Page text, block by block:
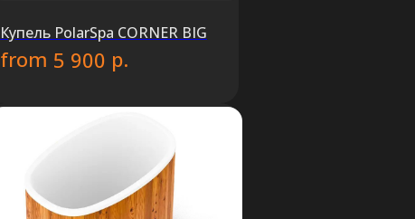
Купель PolarSpa CORNER BIG
from 5 900 р.